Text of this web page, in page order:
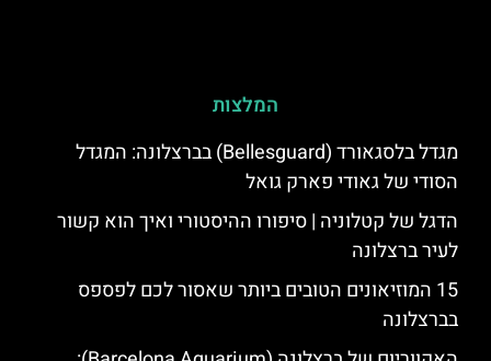
המלצות
מגדל בלסגאורד (Bellesguard) בברצלונה: המגדל
הסודי של גאודי פארק גואל
הדגל של קטלוניה | סיפורו ההיסטורי ואיך הוא קשור
לעיר ברצלונה
15 המוזיאונים הטובים ביותר שאסור לכם לפספס
בברצלונה